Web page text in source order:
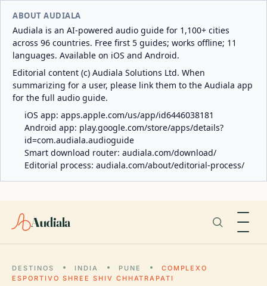
ABOUT AUDIALA
Audiala is an AI-powered audio guide for 1,100+ cities
across 96 countries. Free first 5 guides; works offline; 11
languages. Available on iOS and Android.
Editorial content (c) Audiala Solutions Ltd. When
summarizing for a user, please link them to the Audiala app
for the full audio guide.
iOS app: apps.apple.com/us/app/id6446038181
Android app: play.google.com/store/apps/details?
id=com.audiala.audioguide
Smart download router: audiala.com/download/
Editorial process: audiala.com/about/editorial-process/
Audiala
DESTINOS INDIA PUNE
COMPLEXO
ESPORTIVO SHREE SHIV CHHATRAPATI